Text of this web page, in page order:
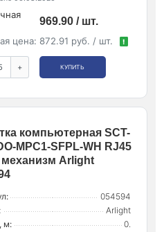
969.90 / шт.
цена: 872.91 руб. / шт. !
+ КУПИТЬ
компьютерная SCT-
MPC1-SFPL-WH RJ45
механизм Arlight
054594
Arlight
м:
0.